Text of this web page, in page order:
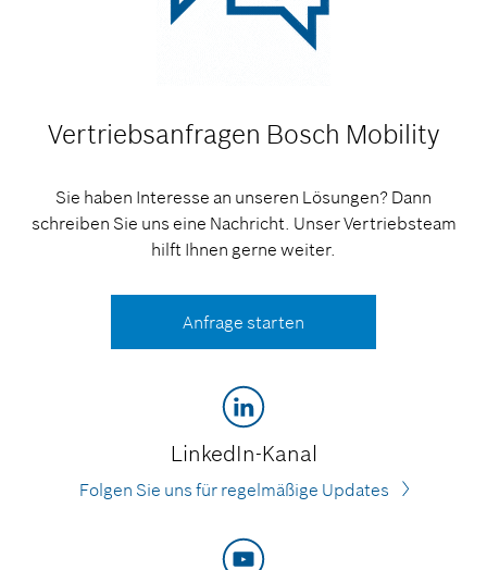
Vertriebsanfragen Bosch Mobility
Sie haben Interesse an unseren Lösungen? Dann
schreiben Sie uns eine Nachricht. Unser Vertriebsteam
hilft Ihnen gerne weiter.
Anfrage starten
LinkedIn-Kanal
Folgen Sie uns für regelmäßige Updates